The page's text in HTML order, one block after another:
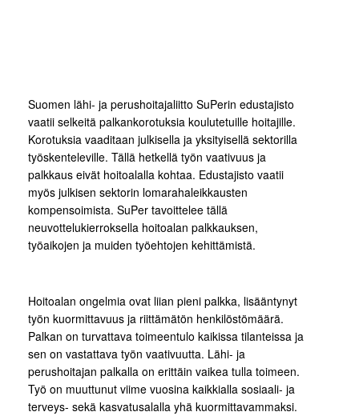
Suomen lähi- ja perushoitajaliitto SuPerin edustajisto
vaatii selkeitä palkankorotuksia koulutetuille hoitajille.
Korotuksia vaaditaan julkisella ja yksityisellä sektorilla
työskenteleville. Tällä hetkellä työn vaativuus ja
palkkaus eivät hoitoalalla kohtaa. Edustajisto vaatii
myös julkisen sektorin lomarahaleikkausten
kompensoimista. SuPer tavoittelee tällä
neuvottelukierroksella hoitoalan palkkauksen,
työaikojen ja muiden työehtojen kehittämistä.
Hoitoalan ongelmia ovat liian pieni palkka, lisääntynyt
työn kuormittavuus ja riittämätön henkilöstömäärä.
Palkan on turvattava toimeentulo kaikissa tilanteissa ja
sen on vastattava työn vaativuutta. Lähi- ja
perushoitajan palkalla on erittäin vaikea tulla toimeen.
Työ on muuttunut viime vuosina kaikkialla sosiaali- ja
terveys- sekä kasvatusalalla yhä kuormittavammaksi.